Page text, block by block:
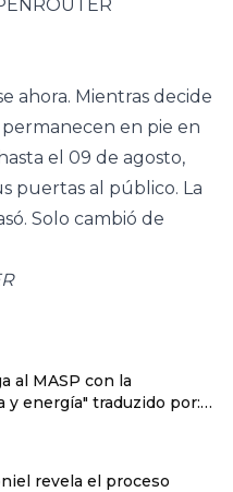
ahora. Mientras decide
en pie en
el 09 de agosto,
puertas al público. La
Solo cambió de
al MASP con la
y energía" traduzido por:
revela el proceso